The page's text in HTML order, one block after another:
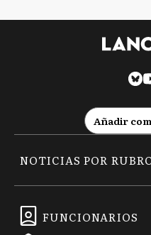
T Tigre
VG
Añadir
FUNCIONARIOS
NOTICIAS POR